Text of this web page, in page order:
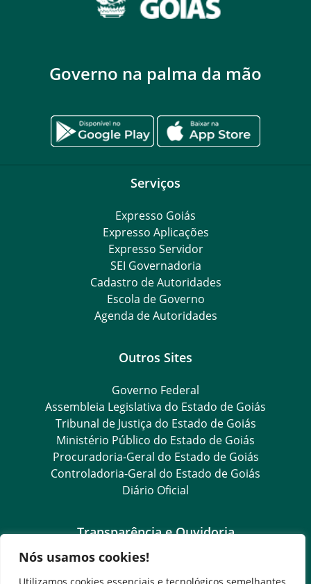
Nós usamos cookies!
Governo na palma da mão
Serviços
Expresso Goiás
Expresso Aplicações
Expresso Servidor
SEI Governadoria
Cadastro de Autoridades
Escola de Governo
Agenda de Autoridades
Outros Sites
Governo Federal
Assembleia Legislativa do Estado de Goiás
Tribunal de Justiça do Estado de Goiás
Ministério Público do Estado de Goiás
Procuradoria-Geral do Estado de Goiás
Controladoria-Geral do Estado de Goiás
Diário Oficial
Transparência e Ouvidoria
LGPD